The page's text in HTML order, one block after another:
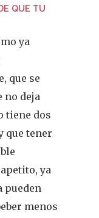
QUE TU
ya
que se
no deja
tiene dos
que tener
ya
pueden
menos